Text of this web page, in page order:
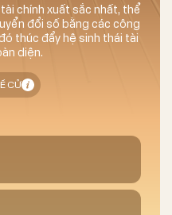
chính xuất sắc nhất, thể
đổi số bằng các công
thúc đẩy hệ sinh thái tài
diện.
CỬ